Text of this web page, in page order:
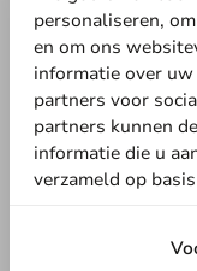
Schrijf de eerste
Koffiebekers
personaliseren,
en om ons
informatie over
partners voor
partners kunnen
informatie die u
verzameld op